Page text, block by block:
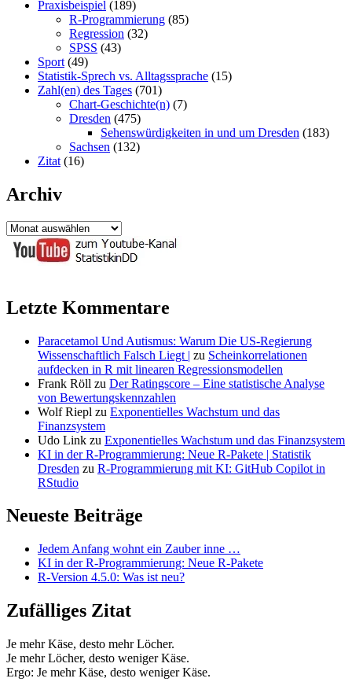
Praxisbeispiel (189)
R-Programmierung (85)
Regression (32)
SPSS (43)
Sport (49)
Statistik-Sprech vs. Alltagssprache (15)
Zahl(en) des Tages (701)
Chart-Geschichte(n) (7)
Dresden (475)
Sehenswürdigkeiten in und um Dresden (183)
Sachsen (132)
Zitat (16)
Archiv
Archiv
Letzte Kommentare
Paracetamol Und Autismus: Warum Die US-Regierung
Wissenschaftlich Falsch Liegt | zu Scheinkorrelationen
aufdecken in R mit linearen Regressionsmodellen
Frank Röll zu Der Ratingscore – Eine statistische Analyse
von Bewertungskennzahlen
Wolf Riepl zu Exponentielles Wachstum und das
Finanzsystem
Udo Link zu Exponentielles Wachstum und das Finanzsystem
KI in der R-Programmierung: Neue R-Pakete | Statistik
Dresden zu R-Programmierung mit KI: GitHub Copilot in
RStudio
Neueste Beiträge
Jedem Anfang wohnt ein Zauber inne …
KI in der R-Programmierung: Neue R-Pakete
R-Version 4.5.0: Was ist neu?
Zufälliges Zitat
Je mehr Käse, desto mehr Löcher.
Je mehr Löcher, desto weniger Käse.
Ergo: Je mehr Käse, desto weniger Käse.